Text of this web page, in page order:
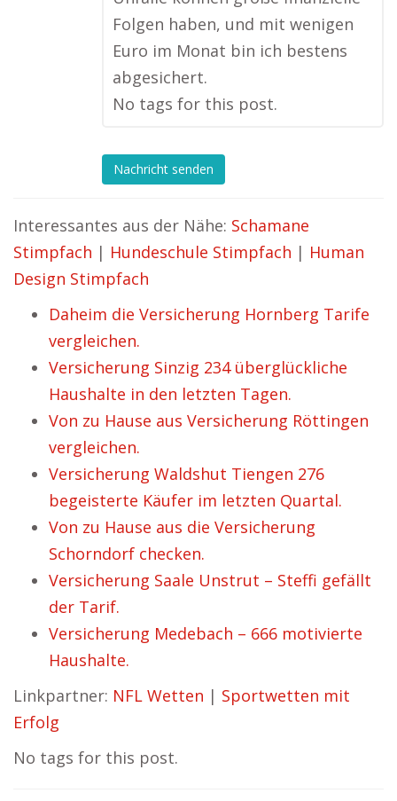
Folgen haben, und mit wenigen
Euro im Monat bin ich bestens
abgesichert.
No tags for this post.
Nachricht senden
Interessantes aus der Nähe: Schamane
Stimpfach | Hundeschule Stimpfach | Human
Design Stimpfach
Daheim die Versicherung Hornberg Tarife
vergleichen.
Versicherung Sinzig 234 überglückliche
Haushalte in den letzten Tagen.
Von zu Hause aus Versicherung Röttingen
vergleichen.
Versicherung Waldshut Tiengen 276
begeisterte Käufer im letzten Quartal.
Von zu Hause aus die Versicherung
Schorndorf checken.
Versicherung Saale Unstrut – Steffi gefällt
der Tarif.
Versicherung Medebach – 666 motivierte
Haushalte.
Linkpartner: NFL Wetten | Sportwetten mit
Erfolg
No tags for this post.